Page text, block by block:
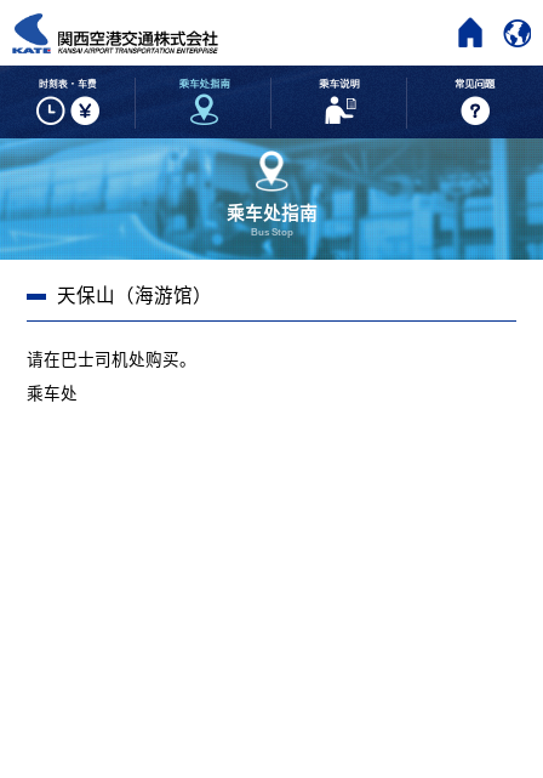
HOME
时刻表・车费 乘车处指南 乘车说明
乘车处指南
Bus Stop
天保山（海游馆）
请在巴士司机处购买。
乘车处